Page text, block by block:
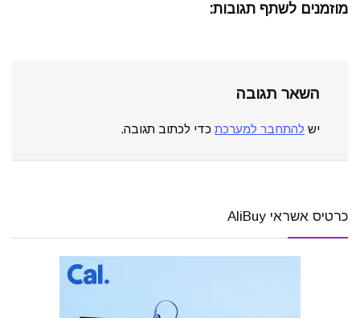
מוזמנים לשתף תגובות:
השאר תגובה
יש להתחבר למערכת כדי לכתוב תגובה.
כרטיס אשראי AliBuy